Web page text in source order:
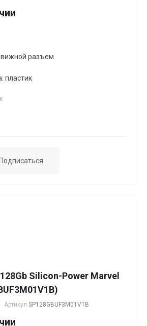
разъем
пластик
Подписаться
Silicon-Power Marvel
Артикул SP128GBUF3M01V1B